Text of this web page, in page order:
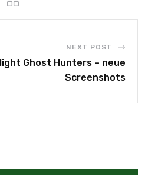
NEXT POST
Ghost Hunters – neue
Screenshots